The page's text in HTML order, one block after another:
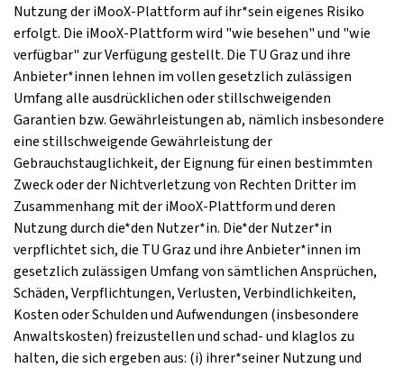
Nutzung der iMooX-Plattform auf ihr*sein eigenes Risiko
erfolgt. Die iMooX-Plattform wird "wie besehen" und "wie
verfügbar" zur Verfügung gestellt. Die TU Graz und ihre
Anbieter*innen lehnen im vollen gesetzlich zulässigen
Umfang alle ausdrücklichen oder stillschweigenden
Garantien bzw. Gewährleistungen ab, nämlich insbesondere
eine stillschweigende Gewährleistung der
Gebrauchstauglichkeit, der Eignung für einen bestimmten
Zweck oder der Nichtverletzung von Rechten Dritter im
Zusammenhang mit der iMooX-Plattform und deren
Nutzung durch die*den Nutzer*in. Die*der Nutzer*in
verpflichtet sich, die TU Graz und ihre Anbieter*innen im
gesetzlich zulässigen Umfang von sämtlichen Ansprüchen,
Schäden, Verpflichtungen, Verlusten, Verbindlichkeiten,
Kosten oder Schulden und Aufwendungen (insbesondere
Anwaltskosten) freizustellen und schad- und klaglos zu
halten, die sich ergeben aus: (i) ihrer*seiner Nutzung und